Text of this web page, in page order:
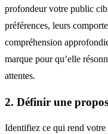
profondeur votre public
préférences, leurs
compréhension
marque pour qu’elle
attentes.
2. Définir une
Identifiez ce qui rend votre